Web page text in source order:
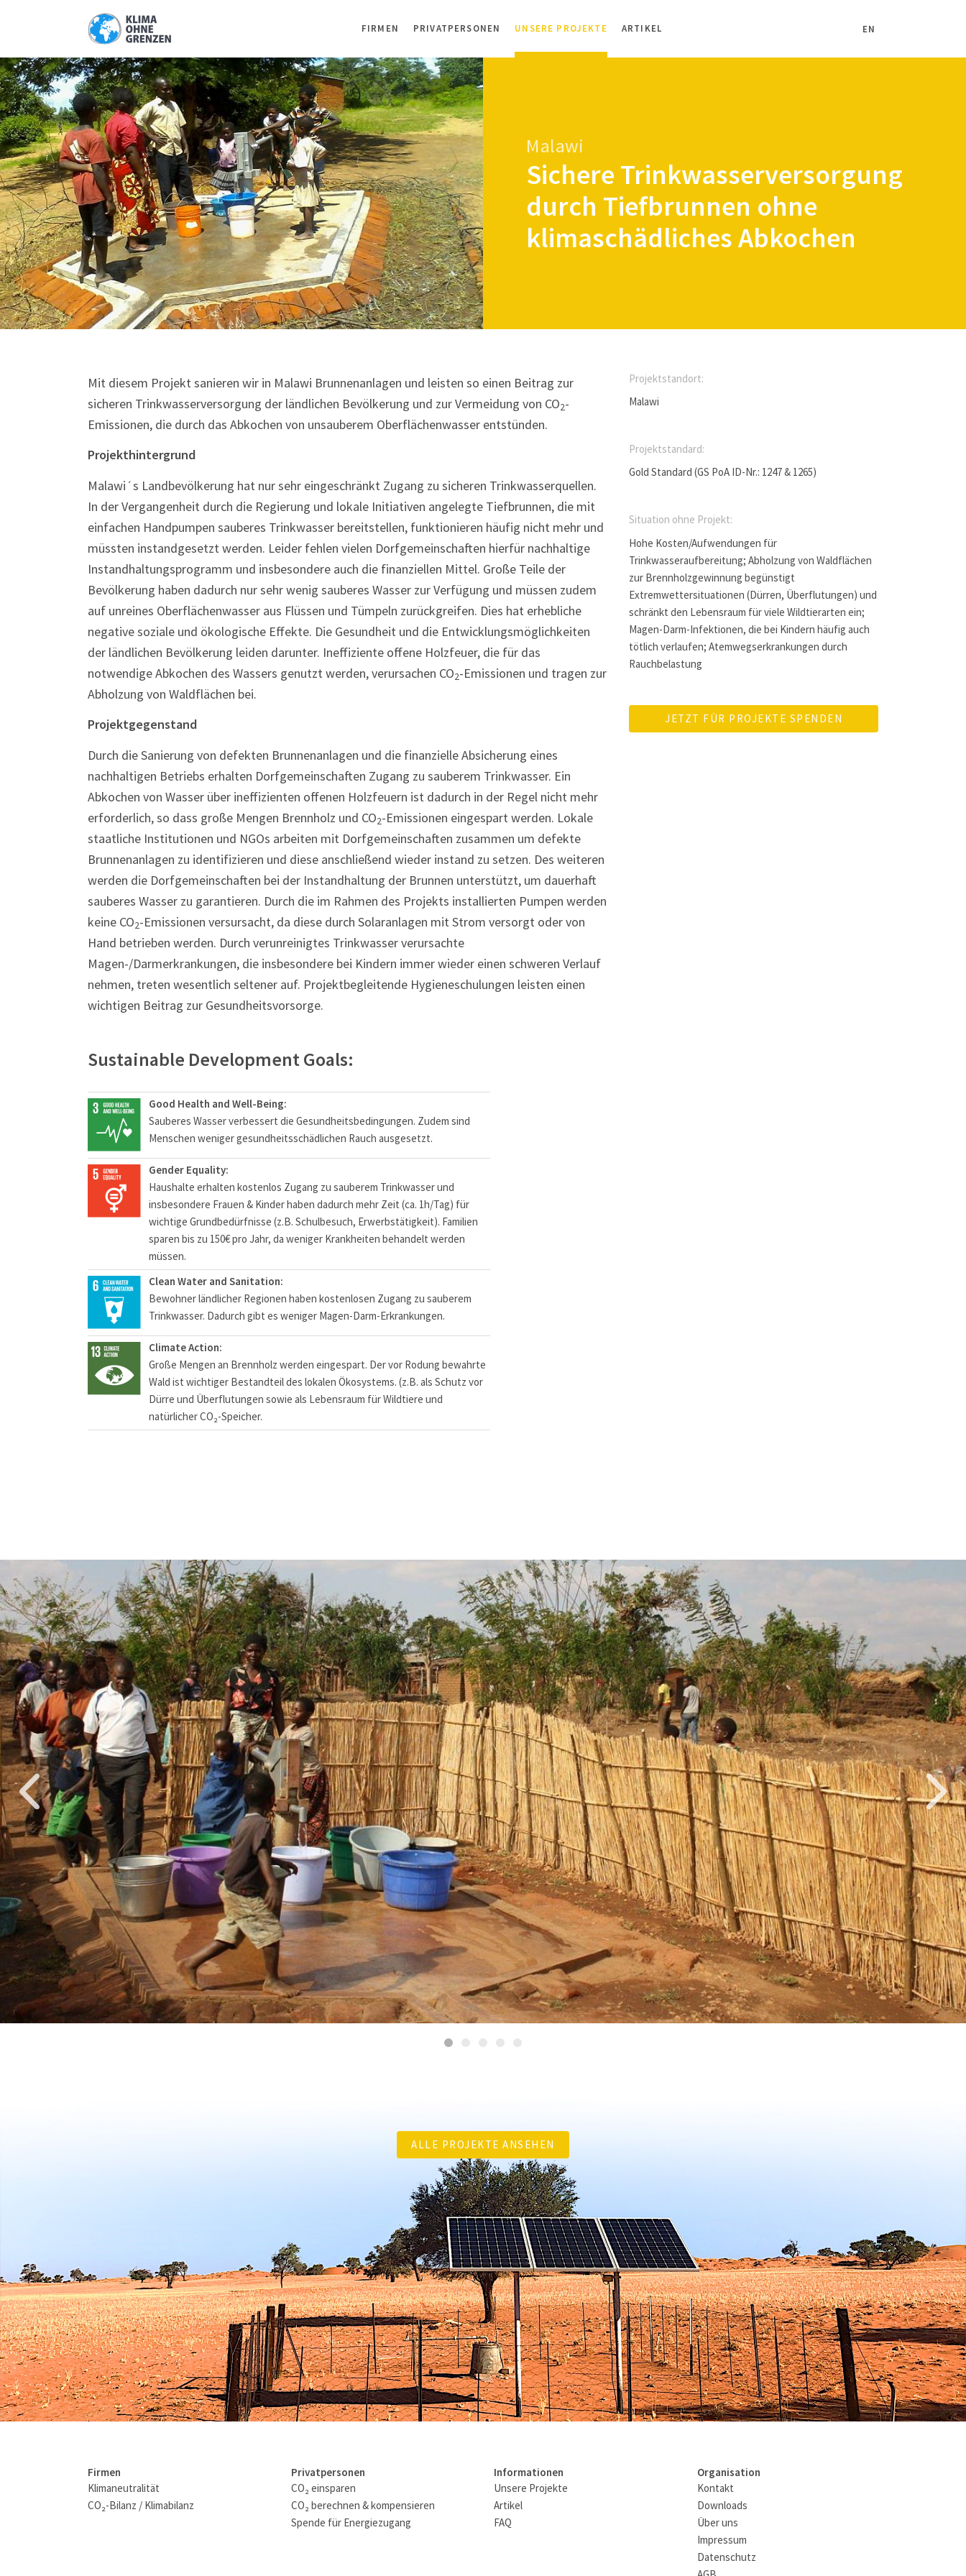
FIRMEN PRIVATPERSONEN UNSERE PROJEKTE ARTIKEL EN
Malawi
Sichere Trinkwasserversorgung
durch Tiefbrunnen ohne
klimaschädliches Abkochen
Mit diesem Projekt sanieren wir in Malawi Brunnenanlagen und leisten so einen Beitrag zur
sicheren Trinkwasserversorgung der ländlichen Bevölkerung und zur Vermeidung von CO2-
Emissionen, die durch das Abkochen von unsauberem Oberflächenwasser entstünden.
Projekthintergrund
Malawi´s Landbevölkerung hat nur sehr eingeschränkt Zugang zu sicheren Trinkwasserquellen.
In der Vergangenheit durch die Regierung und lokale Initiativen angelegte Tiefbrunnen, die mit
einfachen Handpumpen sauberes Trinkwasser bereitstellen, funktionieren häufig nicht mehr und
müssten instandgesetzt werden. Leider fehlen vielen Dorfgemeinschaften hierfür nachhaltige
Instandhaltungsprogramm und insbesondere auch die finanziellen Mittel. Große Teile der
Bevölkerung haben dadurch nur sehr wenig sauberes Wasser zur Verfügung und müssen zudem
auf unreines Oberflächenwasser aus Flüssen und Tümpeln zurückgreifen. Dies hat erhebliche
negative soziale und ökologische Effekte. Die Gesundheit und die Entwicklungsmöglichkeiten
der ländlichen Bevölkerung leiden darunter. Ineffiziente offene Holzfeuer, die für das
notwendige Abkochen des Wassers genutzt werden, verursachen CO2-Emissionen und tragen zur
Abholzung von Waldflächen bei.
Projektgegenstand
Durch die Sanierung von defekten Brunnenanlagen und die finanzielle Absicherung eines
nachhaltigen Betriebs erhalten Dorfgemeinschaften Zugang zu sauberem Trinkwasser. Ein
Abkochen von Wasser über ineffizienten offenen Holzfeuern ist dadurch in der Regel nicht mehr
erforderlich, so dass große Mengen Brennholz und CO2-Emissionen eingespart werden. Lokale
staatliche Institutionen und NGOs arbeiten mit Dorfgemeinschaften zusammen um defekte
Brunnenanlagen zu identifizieren und diese anschließend wieder instand zu setzen. Des weiteren
werden die Dorfgemeinschaften bei der Instandhaltung der Brunnen unterstützt, um dauerhaft
sauberes Wasser zu garantieren. Durch die im Rahmen des Projekts installierten Pumpen werden
keine CO2-Emissionen versursacht, da diese durch Solaranlagen mit Strom versorgt oder von
Hand betrieben werden. Durch verunreinigtes Trinkwasser verursachte
Magen-/Darmerkrankungen, die insbesondere bei Kindern immer wieder einen schweren Verlauf
nehmen, treten wesentlich seltener auf. Projektbegleitende Hygieneschulungen leisten einen
wichtigen Beitrag zur Gesundheitsvorsorge.
Sustainable Development Goals:
Good Health and Well-Being:
Sauberes Wasser verbessert die Gesundheitsbedingungen. Zudem sind
Menschen weniger gesundheitsschädlichen Rauch ausgesetzt.
Gender Equality:
Haushalte erhalten kostenlos Zugang zu sauberem Trinkwasser und
insbesondere Frauen & Kinder haben dadurch mehr Zeit (ca. 1h/Tag) für
wichtige Grundbedürfnisse (z.B. Schulbesuch, Erwerbstätigkeit). Familien
sparen bis zu 150€ pro Jahr, da weniger Krankheiten behandelt werden
müssen.
Clean Water and Sanitation:
Bewohner ländlicher Regionen haben kostenlosen Zugang zu sauberem
Trinkwasser. Dadurch gibt es weniger Magen-Darm-Erkrankungen.
Climate Action:
Große Mengen an Brennholz werden eingespart. Der vor Rodung bewahrte
Wald ist wichtiger Bestandteil des lokalen Ökosystems. (z.B. als Schutz vor
Dürre und Überflutungen sowie als Lebensraum für Wildtiere und
natürlicher CO₂-Speicher.
Projektstandort:
Malawi
Projektstandard:
Gold Standard (GS PoA ID-Nr.: 1247 & 1265)
Situation ohne Projekt:
Hohe Kosten/Aufwendungen für
Trinkwasseraufbereitung; Abholzung von Waldflächen
zur Brennholzgewinnung begünstigt
Extremwettersituationen (Dürren, Überflutungen) und
schränkt den Lebensraum für viele Wildtierarten ein;
Magen-Darm-Infektionen, die bei Kindern häufig auch
tötlich verlaufen; Atemwegserkrankungen durch
Rauchbelastung
JETZT FÜR PROJEKTE SPENDEN
ALLE PROJEKTE ANSEHEN
Firmen
Klimaneutralität
CO₂-Bilanz / Klimabilanz
Privatpersonen
CO₂ einsparen
CO₂ berechnen & kompensieren
Spende für Energiezugang
Informationen
Unsere Projekte
Artikel
FAQ
Organisation
Kontakt
Downloads
Über uns
Impressum
Datenschutz